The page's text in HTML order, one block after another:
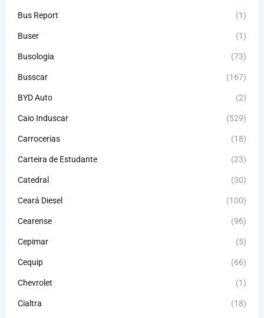
Bus Report (1)
Buser (1)
Busologia (73)
Busscar (167)
BYD Auto (2)
Caio Induscar (529)
Carrocerias (18)
Carteira de Estudante (23)
Catedral (30)
Ceará Diesel (100)
Cearense (96)
Cepimar (5)
Cequip (66)
Chevrolet (1)
Cialtra (18)